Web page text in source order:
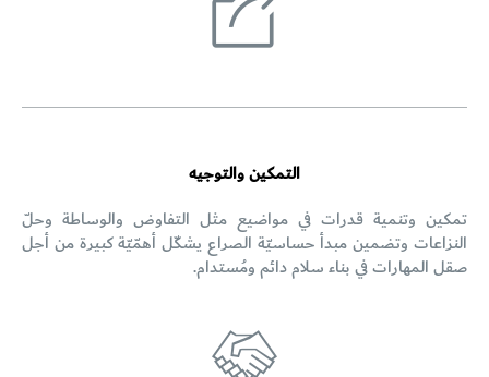
التمكين والتوجيه
تمكين وتنمية قدرات في مواضيع مثل التفاوض والوساطة وحلّ
النزاعات وتضمين مبدأ حساسيّة الصراع يشكّل أهمّيّة كبيرة من أجل
صقل المهارات في بناء سلام دائم ومُستدام.